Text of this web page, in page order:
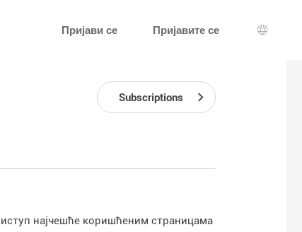
Пријави се Пријавите се
Избор
Subscriptions
најчешће коришћеним страницама